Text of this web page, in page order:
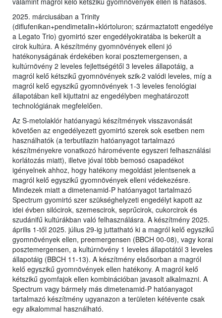
2025. márciusában a Trinity
(diflufenikan+pendimetalin+klórtoluron; származtatott engedélye
a Legato Trio) gyomirtó szer engedélyokiratába is bekerült a
cirok kultúra. A készítmény gyomnövények elleni jó
hatékonyságának érdekében korai posztemergensen, a
kultúrnövény 2 leveles fejlettségétől 3 leveles állapotáig, a
magról kelő kétszikű gyomnövények szik-2 valódi leveles, míg a
magról kelő egyszikű gyomnövények 1-3 leveles fenológiai
állapotában kell kijuttatni az engedélyben meghatározott
technológiának megfelelően.
Az S-metolaklór hatóanyagú készítmények visszavonását
követően az engedélyezett gyomirtó szerek sok esetben nem
használhatók (a terbutilazin hatóanyagot tartalmazó
készítményekre vonatkozó háromévente egyszeri felhasználási
korlátozás miatt), illetve jóval több bemosó csapadékot
igényelnek ahhoz, hogy hatékony megoldást jelentsenek a
magról kelő egyszikű gyomnövények elleni védekezésre.
Mindezek miatt a dimetenamid-P hatóanyagot tartalmazó
Spectrum gyomirtó szer szükséghelyzeti engedélyt kapott az
idei évben silócirok, szemescirok, seprűcirok, cukorcirok és
szudánifű kultúrákban való felhasználásra. A készítmény 2025.
április 1-től 2025. július 29-ig juttatható ki a magról kelő egyszikű
gyomnövények ellen, preemergensen (BBCH 00-08), vagy korai
posztemergensen, a kultúrnövény 1 leveles állapotától 3 leveles
állapotáig (BBCH 11-13). A készítmény elsősorban a magról
kelő egyszikű gyomnövények ellen hatékony. A magról kelő
kétszikű gyomfajok ellen kombinációban javasolt alkalmazni. A
Spectrum vagy bármely más dimetenamid-P hatóanyagot
tartalmazó készítmény ugyanazon a területen kétévente csak
egy alkalommal használható.